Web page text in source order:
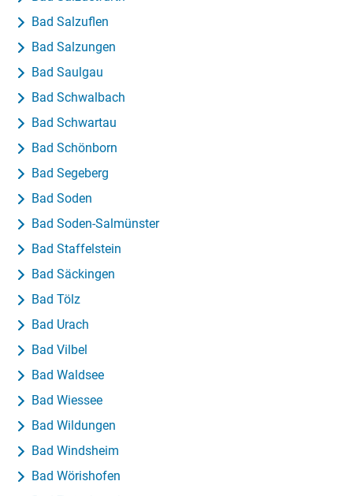
Bad Salzuflen
Bad Salzungen
Bad Saulgau
Bad Schwalbach
Bad Schwartau
Bad Schönborn
Bad Segeberg
Bad Soden
Bad Soden-Salmünster
Bad Staffelstein
Bad Säckingen
Bad Tölz
Bad Urach
Bad Vilbel
Bad Waldsee
Bad Wiessee
Bad Wildungen
Bad Windsheim
Bad Wörishofen